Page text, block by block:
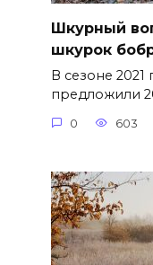
Шкурный
шкурок
В сезоне 2021
предложили
0 603